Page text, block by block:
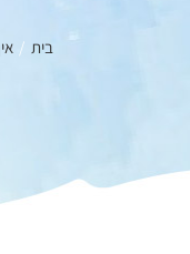
בית